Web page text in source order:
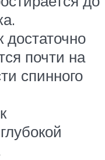
почти на
спинного